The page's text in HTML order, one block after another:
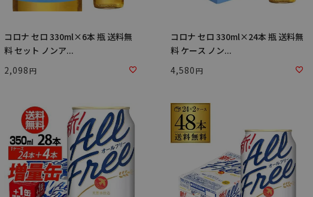
コロナ セロ 330ml×6本 瓶 送料無
料 セット ノンア...
2,098
コロナ セロ 330ml×24本 瓶 送料無
料 ケース ノン...
4,580